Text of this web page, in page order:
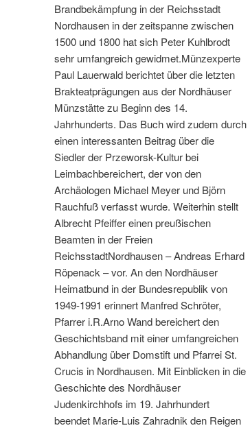
Brandbekämpfung in der Reichsstadt
Nordhausen in der zeitspanne zwischen
1500 und 1800 hat sich Peter Kuhlbrodt
sehr umfangreich gewidmet.Münzexperte
Paul Lauerwald berichtet über die letzten
Brakteatprägungen aus der Nordhäuser
Münzstätte zu Beginn des 14.
Jahrhunderts. Das Buch wird zudem durch
einen interessanten Beitrag über die
Siedler der Przeworsk-Kultur bei
Leimbachbereichert, der von den
Archäologen Michael Meyer und Björn
Rauchfuß verfasst wurde. Weiterhin stellt
Albrecht Pfeiffer einen preußischen
Beamten in der Freien
ReichsstadtNordhausen – Andreas Erhard
Röpenack – vor. An den Nordhäuser
Heimatbund in der Bundesrepublik von
1949-1991 erinnert Manfred Schröter,
Pfarrer i.R.Arno Wand bereichert den
Geschichtsband mit einer umfangreichen
Abhandlung über Domstift und Pfarrei St.
Crucis in Nordhausen. Mit Einblicken in die
Geschichte des Nordhäuser
Judenkirchhofs im 19. Jahrhundert
beendet Marie-Luis Zahradnik den Reigen